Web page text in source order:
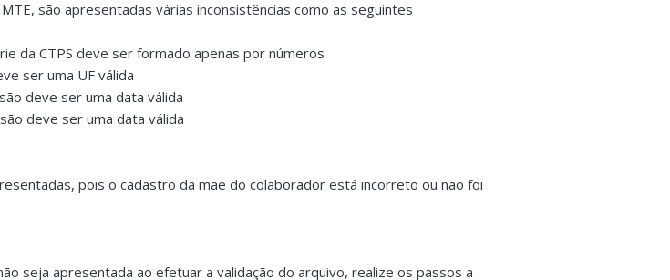
são apresentadas várias inconsistências como as seguintes
da CTPS deve ser formado apenas por números
ser uma UF válida
deve ser uma data válida
deve ser uma data válida
pois o cadastro da mãe do colaborador está incorreto ou não foi
seja apresentada ao efetuar a validação do arquivo, realize os passos a